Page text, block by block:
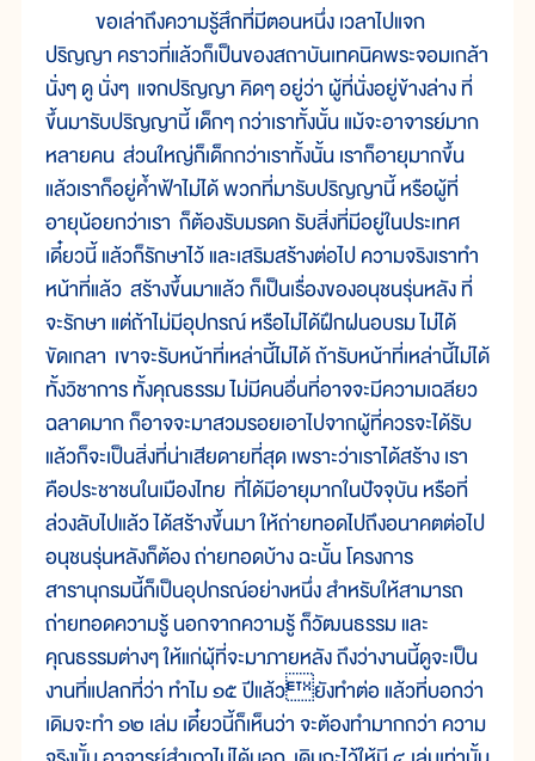
ขอเล่าถึงความรู้สึกที่มีตอนหนึ่ง เวลาไปแจก
ปริญญา คราวที่แล้วก็เป็นของสถาบันเทคนิคพระจอมเกล้า
นั่งๆ ดู นั่งๆ แจกปริญญา คิดๆ อยู่ว่า ผู้ที่นั่งอยู่ข้างล่าง ที่
ขึ้นมารับปริญญานี้ เด็กๆ กว่าเราทั้งนั้น แม้จะอาจารย์มาก
หลายคน ส่วนใหญ่ก็เด็กกว่าเราทั้งนั้น เราก็อายุมากขึ้น
แล้วเราก็อยู่ค้ำฟ้าไม่ได้ พวกที่มารับปริญญานี้ หรือผู้ที่
อายุน้อยกว่าเรา ก็ต้องรับมรดก รับสิ่งที่มีอยู่ในประเทศ
เดี๋ยวนี้ แล้วก็รักษาไว้ และเสริมสร้างต่อไป ความจริงเราทำ
หน้าที่แล้ว สร้างขึ้นมาแล้ว ก็เป็นเรื่องของอนุชนรุ่นหลัง ที่
จะรักษา แต่ถ้าไม่มีอุปกรณ์ หรือไม่ได้ฝึกฝนอบรม ไม่ได้
ขัดเกลา เขาจะรับหน้าที่เหล่านี้ไม่ได้ ถ้ารับหน้าที่เหล่านี้ไม่ได้
ทั้งวิชาการ ทั้งคุณธรรม ไม่มีคนอื่นที่อาจจะมีความเฉลียว
ฉลาดมาก ก็อาจจะมาสวมรอยเอาไปจากผู้ที่ควรจะได้รับ
แล้วก็จะเป็นสิ่งที่น่าเสียดายที่สุด เพราะว่าเราได้สร้าง เรา
คือประชาชนในเมืองไทย ที่ได้มีอายุมากในปัจจุบัน หรือที่
ล่วงลับไปแล้ว ได้สร้างขึ้นมา ให้ถ่ายทอดไปถึงอนาคตต่อไป
อนุชนรุ่นหลังก็ต้อง ถ่ายทอดบ้าง ฉะนั้น โครงการ
สารานุกรมนี้ก็เป็นอุปกรณ์อย่างหนึ่ง สำหรับให้สามารถ
ถ่ายทอดความรู้ นอกจากความรู้ ก็วัฒนธรรม และ
คุณธรรมต่างๆ ให้แก่ผุ้ที่จะมาภายหลัง ถึงว่างานนี้ดูจะเป็น
งานที่แปลกที่ว่า ทำไม ๑๕ ปีแล้วยังทำต่อ แล้วที่บอกว่า
เดิมจะทำ ๑๒ เล่ม เดี๋ยวนี้ก็เห็นว่า จะต้องทำมากกว่า ความ